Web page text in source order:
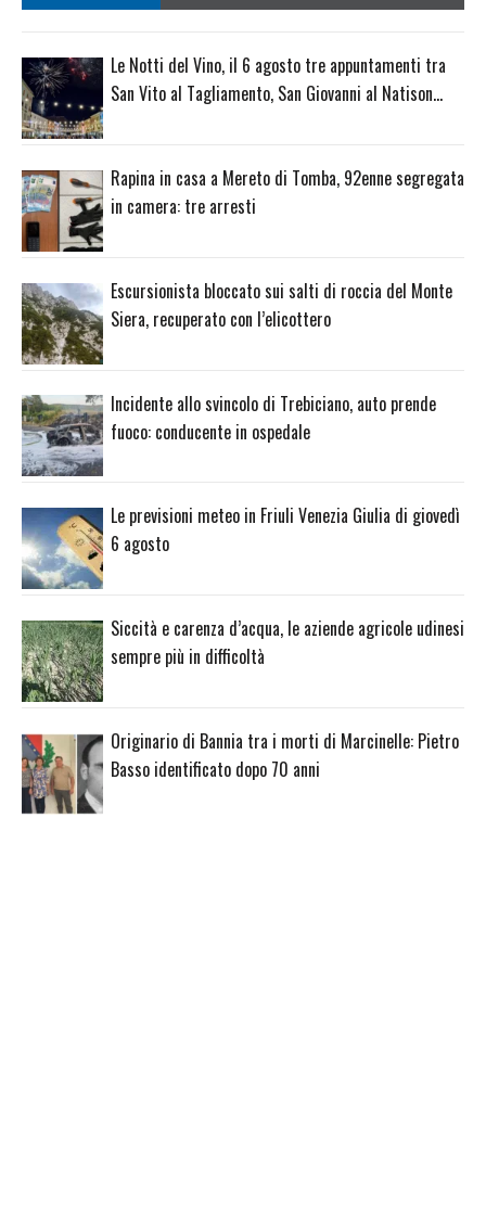
Le Notti del Vino, il 6 agosto tre appuntamenti tra
San Vito al Tagliamento, San Giovanni al Natison…
Rapina in casa a Mereto di Tomba, 92enne segregata
in camera: tre arresti
Escursionista bloccato sui salti di roccia del Monte
Siera, recuperato con l’elicottero
Incidente allo svincolo di Trebiciano, auto prende
fuoco: conducente in ospedale
Le previsioni meteo in Friuli Venezia Giulia di giovedì
6 agosto
Siccità e carenza d’acqua, le aziende agricole udinesi
sempre più in difficoltà
Originario di Bannia tra i morti di Marcinelle: Pietro
Basso identificato dopo 70 anni